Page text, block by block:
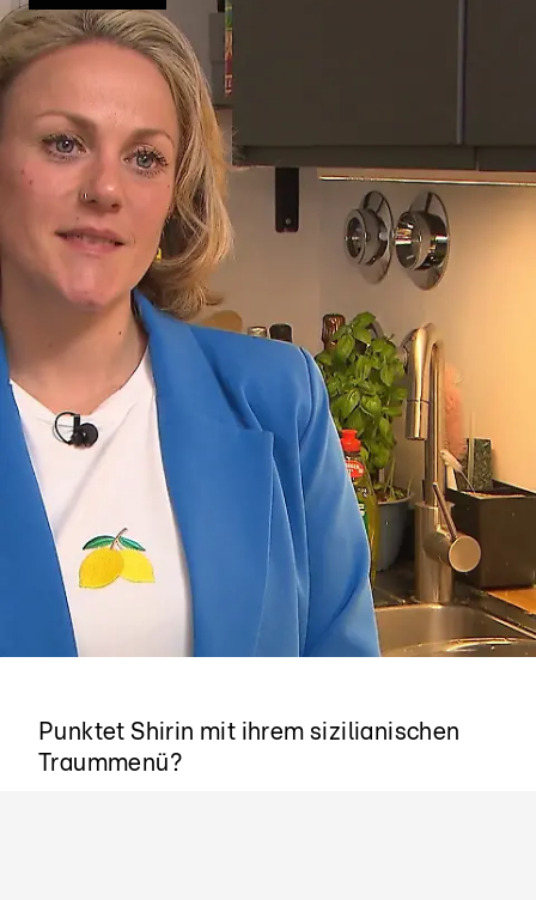
Punktet Shirin mit ihrem sizilianischen
Traummenü?